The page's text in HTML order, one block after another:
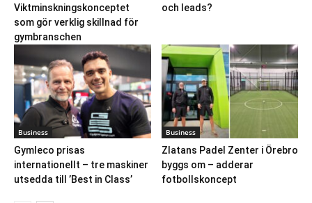
Viktminskningskonceptet
som gör verklig skillnad för
gymbranschen
och leads?
Business
Gymleco prisas
internationellt – tre maskiner
utsedda till ’Best in Class’
Business
Zlatans Padel Zenter i Örebro
byggs om – adderar
fotbollskoncept